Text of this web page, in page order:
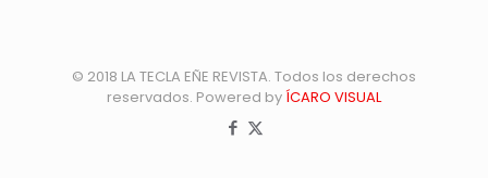
© 2018 LA TECLA EÑE REVISTA. Todos los derechos
reservados. Powered by ÍCARO VISUAL